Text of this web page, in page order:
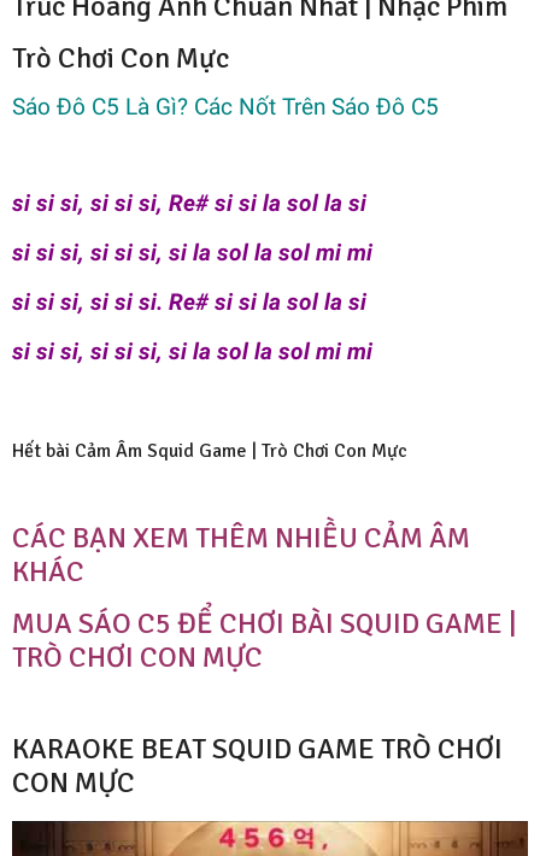
Trò Chơi Con Mực
Sáo Đô C5 Là Gì? Các Nốt Trên Sáo Đô C5
si si si, si si si, Re# si si la sol la si
si si si, si si si, si la sol la sol mi mi
si si si, si si si. Re# si si la sol la si
si si si, si si si, si la sol la sol mi mi
Hết bài Cảm Âm Squid Game | Trò Chơi Con Mực
CÁC BẠN XEM THÊM NHIỀU CẢM ÂM
KHÁC
MUA SÁO C5 ĐỂ CHƠI BÀI SQUID GAME |
TRÒ CHƠI CON MỰC
KARAOKE BEAT SQUID GAME TRÒ CHƠI
CON MỰC